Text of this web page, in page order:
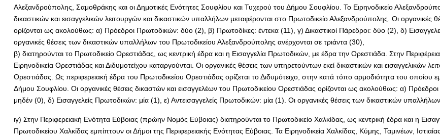
Αλεξανδρούπολης, Σαμοθράκης και οι Δημοτικές Ενότητες Σουφλίου και Τυχερού του Δήμου Σουφλίου. Το Ειρηνοδικείο
δικαστικών και εισαγγελικών λειτουργών και δικαστικών υπαλλήλων μεταφέρονται στο Πρωτοδικείο Αλεξανδρούπολης. Οι οργανικές
ορίζονται ως ακολούθως: α) Πρόεδροι Πρωτοδικών: δύο (2), β) Πρωτοδίκες: έντεκα (11), γ) Δικαστικοί Πάρεδροι: δύο (2), δ)
οργανικές θέσεις των δικαστικών υπαλλήλων του Πρωτοδικείου Αλεξανδρούπολης ανέρχονται σε τριάντα (30),
β) διατηρούνται το Πρωτοδικείο Ορεστιάδας, ως κεντρική έδρα και η Εισαγγελία Πρωτοδικών, με έδρα την Ορεστιάδα. Στην
Ειρηνοδικεία Ορεστιάδας και Διδυμοτείχου καταργούνται. Οι οργανικές θέσεις των υπηρετούντων εκεί δικαστικών και εισαγγελικών
Ορεστιάδας. Ως περιφερειακή έδρα του Πρωτοδικείου Ορεστιάδας ορίζεται το Διδυμότειχο, στην κατά τόπο αρμοδιότητα του
Δήμου Σουφλίου. Οι οργανικές θέσεις δικαστών και εισαγγελέων του Πρωτοδικείου Ορεστιάδας ορίζονται ως ακολούθως: α)
μηδέν (0), δ) Εισαγγελείς Πρωτοδικών: μία (1), ε) Αντεισαγγελείς Πρωτοδικών: μία (1). Οι οργανικές θέσεις των δικαστικών
ιγ) Στην Περιφερειακή Ενότητα Εύβοιας (πρώην Νομός Εύβοιας) διατηρούνται το Πρωτοδικείο Χαλκίδας, ως κεντρική έδρα και η
Πρωτοδικείου Χαλκίδας εμπίπτουν οι Δήμοι της Περιφερειακής Ενότητας Εύβοιας. Τα Ειρηνοδικεία Χαλκίδας, Κύμης, Ταμινέων,